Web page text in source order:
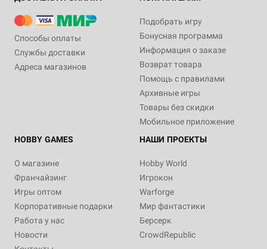
Способы оплаты
Службы доставки
Адреса магазинов
Подобрать игру
Бонусная программа
Информация о заказе
Возврат товара
Помощь с правилами
Архивные игры
Товары без скидки
Мобильное приложение
HOBBY GAMES
О магазине
Франчайзинг
Игры оптом
Корпоративные подарки
Работа у нас
Новости
НАШИ ПРОЕКТЫ
Hobby World
Игрокон
Warforge
Мир фантастики
Берсерк
CrowdRepublic